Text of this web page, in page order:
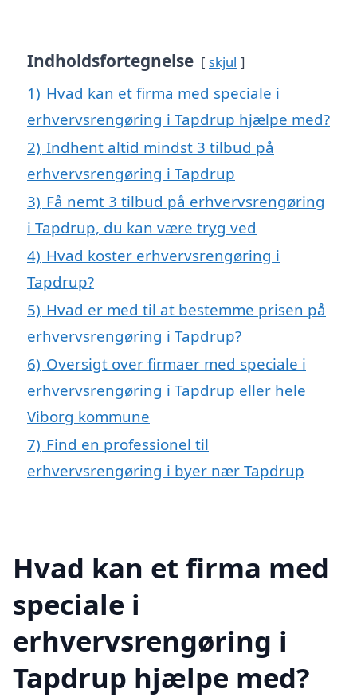
Indholdsfortegnelse skjul
1) Hvad kan et firma med speciale i
erhvervsrengøring i Tapdrup hjælpe med?
2) Indhent altid mindst 3 tilbud på
erhvervsrengøring i Tapdrup
3) Få nemt 3 tilbud på erhvervsrengøring
i Tapdrup, du kan være tryg ved
4) Hvad koster erhvervsrengøring i
Tapdrup?
5) Hvad er med til at bestemme prisen på
erhvervsrengøring i Tapdrup?
6) Oversigt over firmaer med speciale i
erhvervsrengøring i Tapdrup eller hele
Viborg kommune
7) Find en professionel til
erhvervsrengøring i byer nær Tapdrup
Hvad kan et firma med
speciale i
erhvervsrengøring i
Tapdrup hjælpe med?